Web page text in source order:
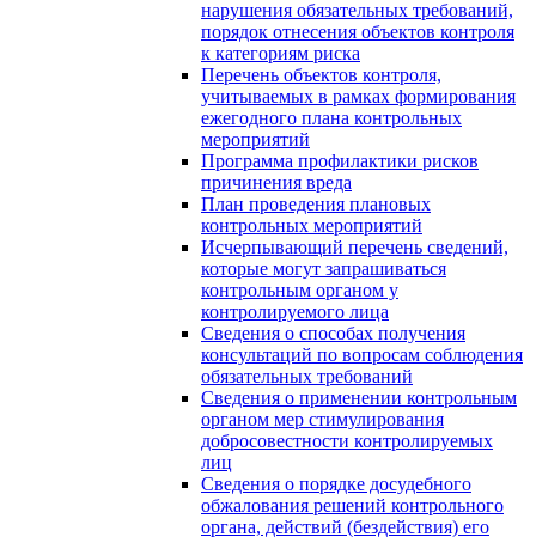
нарушения обязательных требований,
порядок отнесения объектов контроля
к категориям риска
Перечень объектов контроля,
учитываемых в рамках формирования
ежегодного плана контрольных
мероприятий
Программа профилактики рисков
причинения вреда
План проведения плановых
контрольных мероприятий
Исчерпывающий перечень сведений,
которые могут запрашиваться
контрольным органом у
контролируемого лица
Сведения о способах получения
консультаций по вопросам соблюдения
обязательных требований
Сведения о применении контрольным
органом мер стимулирования
добросовестности контролируемых
лиц
Сведения о порядке досудебного
обжалования решений контрольного
органа, действий (бездействия) его